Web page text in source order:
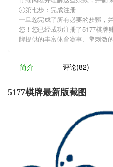
🕢第七步：完成注册
一旦您完成了所有必要的步骤，
您！您已经成功注册了5177棋牌
牌提供的丰富体育赛事、💐刺激
简介 评论(82)
5177棋牌最新版截图